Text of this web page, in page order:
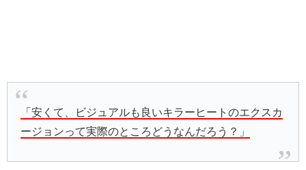
「安くて、ビジュアルも良いキラーヒートのエクスカ
ージョンって実際のところどうなんだろう？」